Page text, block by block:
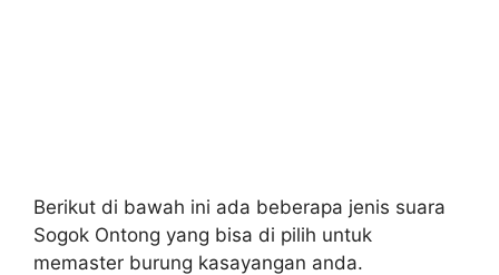
Berikut di bawah ini ada beberapa jenis suara
Sogok Ontong yang bisa di pilih untuk
memaster burung kasayangan anda.